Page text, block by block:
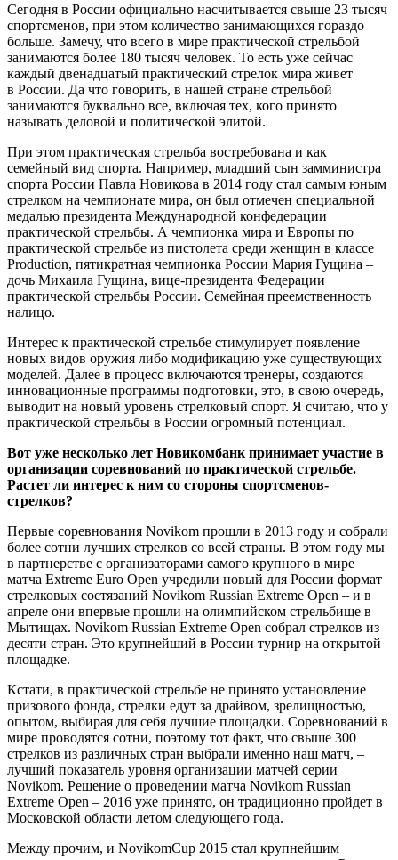
Сегодня в России официально насчитывается свыше 23 тысяч
спортсменов, при этом количество занимающихся гораздо
больше. Замечу, что всего в мире практической стрельбой
занимаются более 180 тысяч человек. То есть уже сейчас
каждый двенадцатый практический стрелок мира живет
в России. Да что говорить, в нашей стране стрельбой
занимаются буквально все, включая тех, кого принято
называть деловой и политической элитой.
При этом практическая стрельба востребована и как
семейный вид спорта. Например, младший сын замминистра
спорта России Павла Новикова в 2014 году стал самым юным
стрелком на чемпионате мира, он был отмечен специальной
медалью президента Международной конфедерации
практической стрельбы. А чемпионка мира и Европы по
практической стрельбе из пистолета среди женщин в классе
Production, пятикратная чемпионка России Мария Гущина –
дочь Михаила Гущина, вице-президента Федерации
практической стрельбы России. Семейная преемственность
налицо.
Интерес к практической стрельбе стимулирует появление
новых видов оружия либо модификацию уже существующих
моделей. Далее в процесс включаются тренеры, создаются
инновационные программы подготовки, это, в свою очередь,
выводит на новый уровень стрелковый спорт. Я считаю, что у
практической стрельбы в России огромный потенциал.
Вот уже несколько лет Новикомбанк принимает участие в
организации соревнований по практической стрельбе.
Растет ли интерес к ним со стороны спортсменов-
стрелков?
Первые соревнования Novikom прошли в 2013 году и собрали
более сотни лучших стрелков со всей страны. В этом году мы
в партнерстве с организаторами самого крупного в мире
матча Extreme Euro Open учредили новый для России формат
стрелковых состязаний Novikom Russian Extreme Open – и в
апреле они впервые прошли на олимпийском стрельбище в
Мытищах. Novikom Russian Extreme Open собрал стрелков из
десяти стран. Это крупнейший в России турнир на открытой
площадке.
Кстати, в практической стрельбе не принято установление
призового фонда, стрелки едут за драйвом, зрелищностью,
опытом, выбирая для себя лучшие площадки. Соревнований в
мире проводятся сотни, поэтому тот факт, что свыше 300
стрелков из различных стран выбрали именно наш матч, –
лучший показатель уровня организации матчей серии
Novikom. Решение о проведении матча Novikom Russian
Extreme Open – 2016 уже принято, он традиционно пройдет в
Московской области летом следующего года.
Между прочим, и NovikomCup 2015 стал крупнейшим